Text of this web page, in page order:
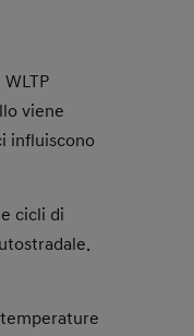
su
maggiore
è maggiore.
viene
influiscono
cicli di